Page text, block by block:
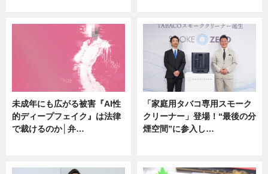
未成年にも広がる被害『AI性
的ディープフェイク』は法律
で裁けるのか│弁…
「家庭用タバコ専用スモーク
クリーナー」登場！“最後の分
煙空間”に参入し…